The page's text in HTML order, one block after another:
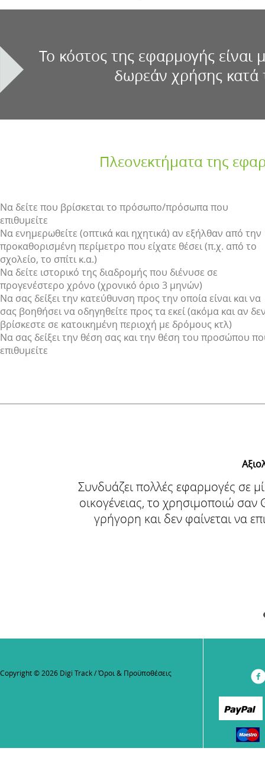
Το κόστος της εφαρμογής είναι
δωρεάν χρήσης κατά
Πλεονεκτήματα της
Να δείτε που βρίσκεται το πρόσωπο/πρόσωπα που
επιθυμείτε
Να ενημερωθείτε (οπτικά και ηχητικά) αν εξήλθαν από την
προκαθορισμένη περίμετρο που είχατε θέσει (π.χ. από το
σχολείο, το σπίτι κ.α.)
Να δείτε ιστορικό της διαδρομής που διένυσε σε
προγενέστερο χρόνο (χρονικό όριο 3 μηνών)
Να σας δείξει την κατεύθυνση προς την οποία είναι και να
σας βοηθήσει να οδηγηθείτε προς τα εκεί (ακόμα και αν
βρίσκεστε σε κατοικημένη περιοχή με δρόμους κτλ)
Να σας δείξει την θέση σας και την θέση του προσώπου
επιθυμείτε
Συνδυάζει πολλές εφαρμογές σε
οικογένειας, το χρησιμοποιώ
γρήγορη και δεν φαίνεται να
Copyright © 2026 Digi Track /Όροι & Προϋποθέσεις